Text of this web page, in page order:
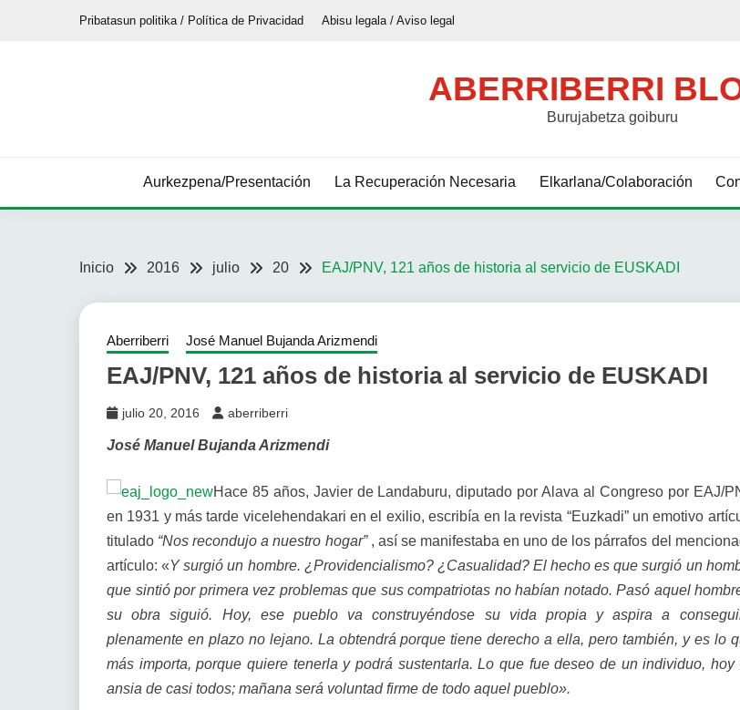
Pribatasun politika / Política de Privacidad Abisu legala / Aviso legal
ABERRIBERRI
Burujabetza goiburu
Aurkezpena/Presentación La Recuperación Necesaria Elkarlana/Colaboración
Inicio 2016 julio 20 EAJ/PNV, 121 años de historia al servicio de EUSKADI
Aberriberri José Manuel Bujanda Arizmendi
EAJ/PNV, 121 años de historia al servicio de EUSKADI
julio 20, 2016 aberriberri
José Manuel Bujanda Arizmendi
Hace 85 años, Javier de Landaburu, diputado por Alava al Congreso por EAJ/
en 1931 y más tarde vicelehendakari en el exilio, escribía en la revista “Euzkadi” un emotivo
titulado “Nos recondujo a nuestro hogar”, así se manifestaba en uno de los párrafos del
artículo: «Y surgió un hombre. ¿Providencialismo? ¿Casualidad? El hecho es que surgió un
que sintió por primera vez problemas que sus compatriotas no habían notado.Pasó aquel
su obra siguió. Hoy, ese pueblo va construyéndose su vida propia y aspira a
plenamente en plazo no lejano. La obtendrá porque tiene derecho a ella, pero también, y es lo
más importa, porque quiere tenerla y podrá sustentarla. Lo que fue deseo de un individuo, hoy
ansia de casi todos; mañana será voluntad firme de todo aquel pueblo».